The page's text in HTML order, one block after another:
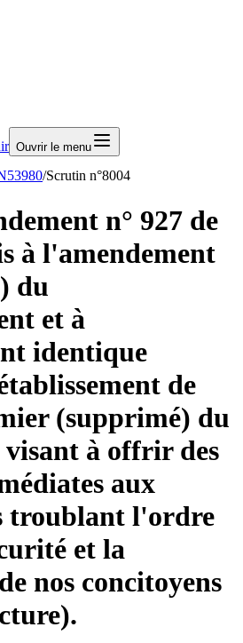
Ouvrir le menu
/Scrutin n°8004
n° 927 de
à l'amendement
du
et à
identique
de
(supprimé) du
à offrir des
aux
troublant l'ordre
et la
nos concitoyens